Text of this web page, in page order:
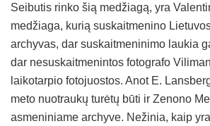
Seibutis rinko šią medžiagą, yra
medžiaga, kurią suskaitmenino
archyvas, dar suskaitmeninimo laukia
dar nesuskaitmenintos fotografo
laikotarpio fotojuostos. Anot E.
meto nuotraukų turėtų būti ir Zenono
asmeniniame archyve. Nežinia, kaip